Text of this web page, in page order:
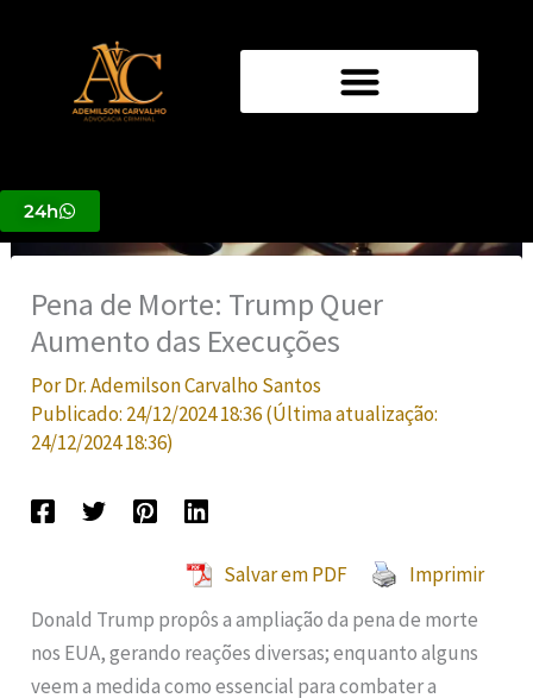
conteúdo
24h
Pena de Morte: Trump Quer
Aumento das Execuções
PorDr. Ademilson Carvalho Santos
Publicado: 24/12/2024 18:36(Última atualização:
24/12/2024 18:36)
Salvar em PDF
Imprimir
Donald Trump propôs a ampliação da pena de morte
nos EUA, gerando reações diversas; enquanto alguns
veem a medida como essencial para combater a